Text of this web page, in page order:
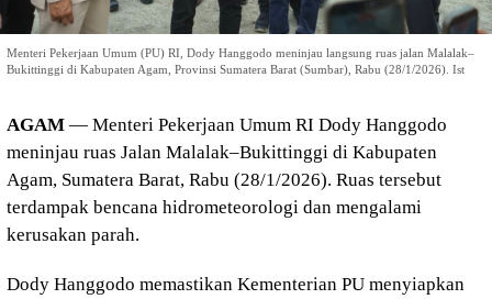
Menteri Pekerjaan Umum (PU) RI, Dody Hanggodo meninjau langsung ruas jalan Malalak–
Bukittinggi di Kabupaten Agam, Provinsi Sumatera Barat (Sumbar), Rabu (28/1/2026). Ist
AGAM — Menteri Pekerjaan Umum RI Dody Hanggodo
meninjau ruas Jalan Malalak–Bukittinggi di Kabupaten
Agam, Sumatera Barat, Rabu (28/1/2026). Ruas tersebut
terdampak bencana hidrometeorologi dan mengalami
kerusakan parah.
Dody Hanggodo memastikan Kementerian PU menyiapkan